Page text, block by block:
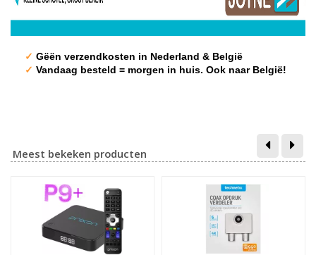
✓ Gëën verzendkosten in Nederland & België
✓ Vandaag besteld = morgen in huis. Ook naar België!
Meest bekeken producten